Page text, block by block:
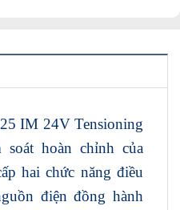
IM 24V Tensioning
soát hoàn chỉnh của
hai chức năng điều
điện đồng hành